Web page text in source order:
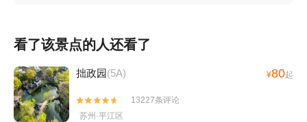
方山国家森林公园+太仓港+平江路历史街区+苏
公园+苏州旺山九龙潭风景区+太湖游船快艇(石
公山码头)+生命奥秘博物馆+张家港双山高尔夫
球场+阳澄湖老许蟹庄+阳澄湖弘阳蟹庄+凤凰山
看了该景点的人还看了
拙政园(5A) ¥80起


13227条评论
苏州·平江区